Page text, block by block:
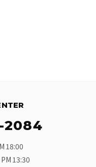
2084
18:00
13:30